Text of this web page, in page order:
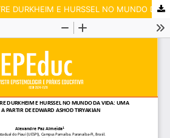
UM ENCONTRO ENTRE DURKHEIM E HURSSEL NO MUNDO DA VIDA: UMA LEITURA A PARTIR DE EDWARD ASHOD TIRYAKIAN